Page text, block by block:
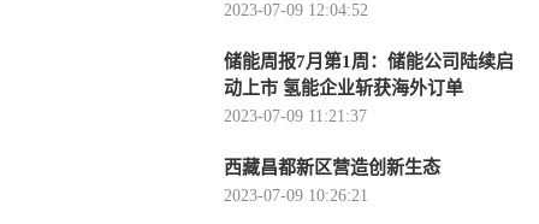
2023-07-09 12:04:52
储能周报7月第1周：储能公司陆续启
动上市 氢能企业斩获海外订单
2023-07-09 11:21:37
西藏昌都新区营造创新生态
2023-07-09 10:26:21